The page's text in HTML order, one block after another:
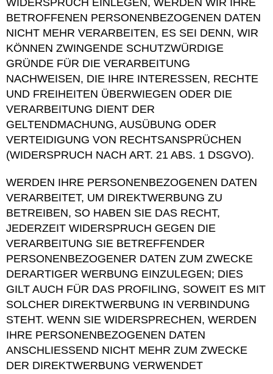
WIDERSPRUCH EINLEGEN, WERDEN WIR IHRE
BETROFFENEN PERSONENBEZOGENEN DATEN
NICHT MEHR VERARBEITEN, ES SEI DENN, WIR
KÖNNEN ZWINGENDE SCHUTZWÜRDIGE
GRÜNDE FÜR DIE VERARBEITUNG
NACHWEISEN, DIE IHRE INTERESSEN, RECHTE
UND FREIHEITEN ÜBERWIEGEN ODER DIE
VERARBEITUNG DIENT DER
GELTENDMACHUNG, AUSÜBUNG ODER
VERTEIDIGUNG VON RECHTSANSPRÜCHEN
(WIDERSPRUCH NACH ART. 21 ABS. 1 DSGVO).
WERDEN IHRE PERSONENBEZOGENEN DATEN
VERARBEITET, UM DIREKTWERBUNG ZU
BETREIBEN, SO HABEN SIE DAS RECHT,
JEDERZEIT WIDERSPRUCH GEGEN DIE
VERARBEITUNG SIE BETREFFENDER
PERSONENBEZOGENER DATEN ZUM ZWECKE
DERARTIGER WERBUNG EINZULEGEN; DIES
GILT AUCH FÜR DAS PROFILING, SOWEIT ES MIT
SOLCHER DIREKTWERBUNG IN VERBINDUNG
STEHT. WENN SIE WIDERSPRECHEN, WERDEN
IHRE PERSONENBEZOGENEN DATEN
ANSCHLIESSEND NICHT MEHR ZUM ZWECKE
DER DIREKTWERBUNG VERWENDET